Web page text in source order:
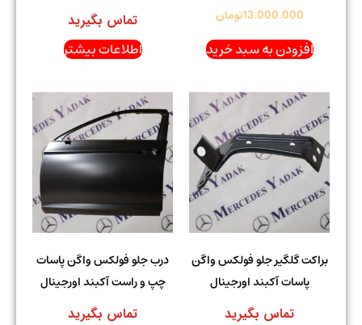
13.000.000تومان
افزودن به سبد خرید
تماس بگیرید
اطلاعات بیشتر
براکت گلگیر جلو فولکس واگن
پاسات آکبند اورجینال
تماس بگیرید
درب جلو فولکس واگن پاسات
چپ و راست آکبند اورجینال
تماس بگیرید